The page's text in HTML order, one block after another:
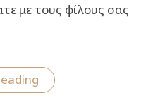
με τους φίλους σας
“Συνταγή
για